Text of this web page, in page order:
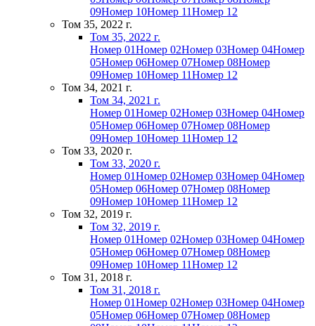
09Номер 10Номер 11Номер 12
Том 35, 2022 г.
Том 35, 2022 г.
Номер 01Номер 02Номер 03Номер 04Номер
05Номер 06Номер 07Номер 08Номер
09Номер 10Номер 11Номер 12
Том 34, 2021 г.
Том 34, 2021 г.
Номер 01Номер 02Номер 03Номер 04Номер
05Номер 06Номер 07Номер 08Номер
09Номер 10Номер 11Номер 12
Том 33, 2020 г.
Том 33, 2020 г.
Номер 01Номер 02Номер 03Номер 04Номер
05Номер 06Номер 07Номер 08Номер
09Номер 10Номер 11Номер 12
Том 32, 2019 г.
Том 32, 2019 г.
Номер 01Номер 02Номер 03Номер 04Номер
05Номер 06Номер 07Номер 08Номер
09Номер 10Номер 11Номер 12
Том 31, 2018 г.
Том 31, 2018 г.
Номер 01Номер 02Номер 03Номер 04Номер
05Номер 06Номер 07Номер 08Номер